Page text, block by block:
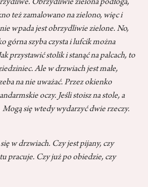
Obrzydliwie zielona podłoga,
też zamalowano na zielono, więc i
wpada jest obrzydliwie zielone. No,
górna szyba czysta i lufcik można
przystawić stolik i stanąć na palcach, to
Ale w drzwiach jest małe,
na nie uważać. Przez okienko
oczy. Jeśli stoisz na stole, a
się wtedy wydarzyć dwie rzeczy.
w drzwiach. Czy jest pijany, czy
pracuje. Czy już po obiedzie, czy